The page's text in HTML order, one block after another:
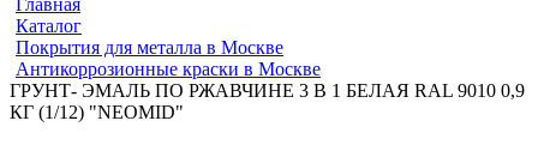
Главная
Каталог
Покрытия для металла в Москве
Антикоррозионные краски в Москве
ГРУНТ- ЭМАЛЬ ПО РЖАВЧИНЕ 3 В 1 БЕЛАЯ RAL 9010 0,9
КГ (1/12) "NEOMID"